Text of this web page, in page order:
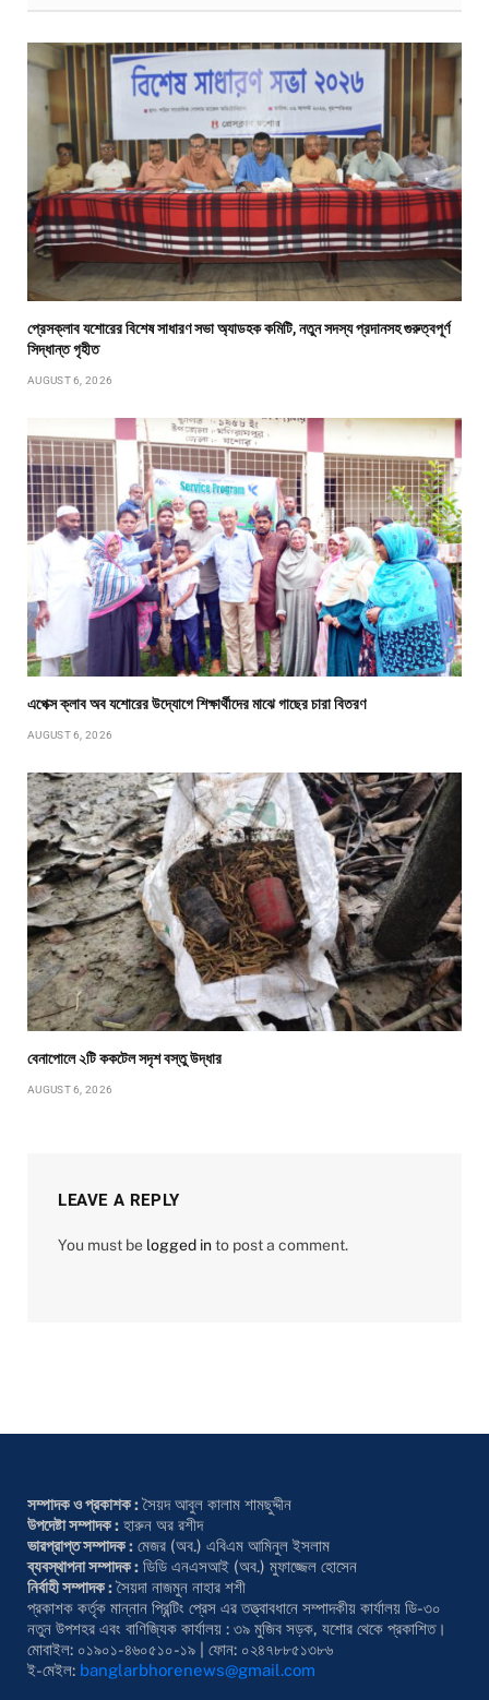
প্রেসক্লাব যশোরের বিশেষ সাধারণ সভা অ্যাডহক কমিটি, নতুন সদস্য প্রদানসহ গুরুত্বপূর্ণ
সিদ্ধান্ত গৃহীত
AUGUST 6, 2026
এপেক্স ক্লাব অব যশোরের উদ্যোগে শিক্ষার্থীদের মাঝে গাছের চারা বিতরণ
AUGUST 6, 2026
বেনাপোলে ২টি ককটেল সদৃশ বস্তু উদ্ধার
AUGUST 6, 2026
LEAVE A REPLY
You must be logged into post a comment.
সম্পাদক ও প্রকাশক :সৈয়দ আবুল কালাম শামছুদ্দীন
উপদেষ্টা সম্পাদক : হারুন অর রশীদ
ভারপ্রাপ্ত সম্পাদক : মেজর (অব.) এবিএম আমিনুল ইসলাম
ব্যবস্থাপনা সম্পাদক : ডিডি এনএসআই (অব.) মুফাজ্জেল হোসেন
নির্বাহী সম্পাদক :সৈয়দা নাজমুন নাহার শশী
প্রকাশক কর্তৃক মান্নান প্রিন্টিং প্রেস এর তত্ত্বাবধানে সম্পাদকীয় কার্যালয় ডি-৩০
নতুন উপশহর এবং বাণিজ্যিক কার্যালয় : ৩৯ মুজিব সড়ক, যশোর থেকে প্রকাশিত।
মোবাইল: ০১৯০১-৪৬০৫১০-১৯ | ফোন: ০২৪৭৮৮৫১৩৮৬
ই-মেইল: banglarbhorenews@gmail.com